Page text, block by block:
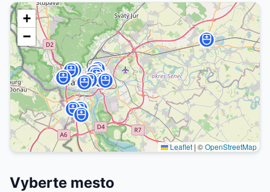
+
−
Leaflet | ©OpenStreetMap
Vyberte mesto